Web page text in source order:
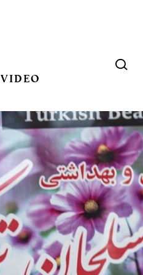
VIDEO